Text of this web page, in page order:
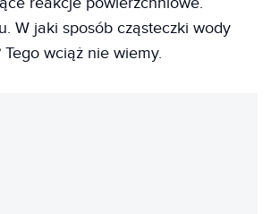
W jaki sposób cząsteczki wody
wciąż nie wiemy.